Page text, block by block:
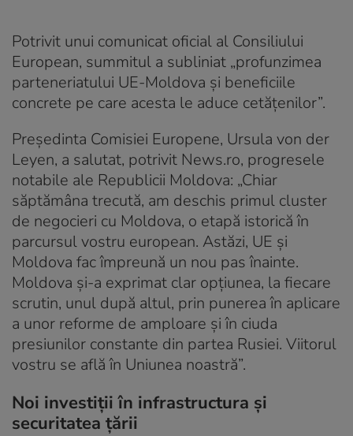
Potrivit unui comunicat oficial al Consiliului
European, summitul a subliniat „profunzimea
parteneriatului UE-Moldova și beneficiile
concrete pe care acesta le aduce cetățenilor”.
Președinta Comisiei Europene, Ursula von der
Leyen, a salutat, potrivit News.ro, progresele
notabile ale Republicii Moldova: „Chiar
săptămâna trecută, am deschis primul cluster
de negocieri cu Moldova, o etapă istorică în
parcursul vostru european. Astăzi, UE și
Moldova fac împreună un nou pas înainte.
Moldova și-a exprimat clar opțiunea, la fiecare
scrutin, unul după altul, prin punerea în aplicare
a unor reforme de amploare și în ciuda
presiunilor constante din partea Rusiei. Viitorul
vostru se află în Uniunea noastră”.
Noi investiții în infrastructura și
securitatea țării